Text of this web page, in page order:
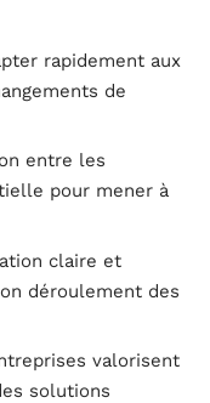
rapidement aux
de
entre les
pour mener à
claire et
déroulement des
valorisent
solutions